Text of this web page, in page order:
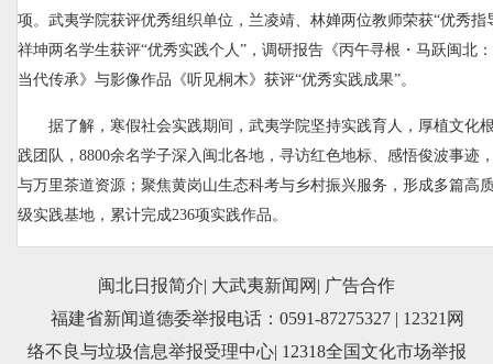
项。武夷学院获评优秀组织单位，兰凌靖、林婵两位教师荣获“优秀指
祥坤两名学生获评“优秀实践个人”，调研报告《丙午寻根・马跃闽北
当代传承》与影像作品《听见桐木》获评“优秀实践成果”。
据了解，寒假社会实践期间，武夷学院坚持实践育人，厚植文化
践团队，8800余名学子深入闽北各地，寻访红色地标、感悟俊波事迹
与万里茶道资源；聚焦黄岗山生态科考与乡村振兴服务，形成多篇高
级实践基地，累计完成236项实践作品。
闽北日报简介| 大武夷新闻网 | 广告合作
福建省新闻道德委举报电话：0591-87275327 | 12321网
络不良与垃圾信息举报受理中心| 12318全国文化市场举报